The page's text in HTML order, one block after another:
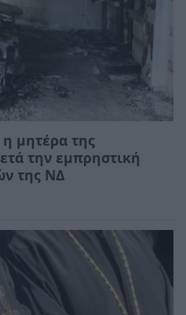
μητέρα της
την εμπρηστική
της ΝΔ